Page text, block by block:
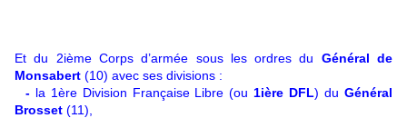
Et du 2ième Corps d’armée sous les ordres du Général de
Monsabert (10) avec ses divisions :
-la 1ère Division Française Libre (ou 1ière DFL) duGénéral
Brosset (11),